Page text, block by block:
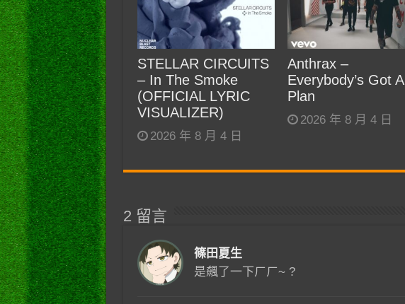
STELLAR CIRCUITS
– In The Smoke
(OFFICIAL LYRIC
VISUALIZER)
2026 年 8 月 4 日
Anthrax –
Everybody’s Got A
Plan
2026 年 8 月 4 日
2 留言
篠田夏生
是飆了一下ㄏㄏ~ ?